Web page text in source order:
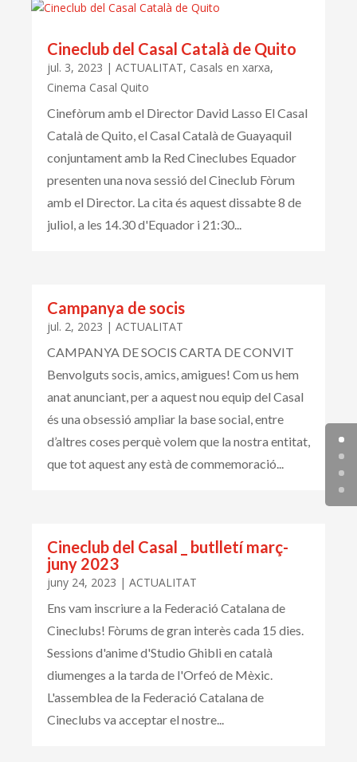
Cineclub del Casal Català de Quito
jul. 3, 2023 | ACTUALITAT, Casals en xarxa,
Cinema Casal Quito
Cinefòrum amb el Director David Lasso El Casal
Català de Quito, el Casal Català de Guayaquil
conjuntament amb la Red Cineclubes Equador
presenten una nova sessió del Cineclub Fòrum
amb el Director. La cita és aquest dissabte 8 de
juliol, a les 14.30 d'Equador i 21:30...
Campanya de socis
jul. 2, 2023 | ACTUALITAT
CAMPANYA DE SOCIS CARTA DE CONVIT
Benvolguts socis, amics, amigues! Com us hem
anat anunciant, per a aquest nou equip del Casal
és una obsessió ampliar la base social, entre
d’altres coses perquè volem que la nostra entitat,
que tot aquest any està de commemoració...
Cineclub del Casal _ butlletí març-
juny 2023
juny 24, 2023 | ACTUALITAT
Ens vam inscriure a la Federació Catalana de
Cineclubs! Fòrums de gran interès cada 15 dies.
Sessions d'anime d'Studio Ghibli en català
diumenges a la tarda de l'Orfeó de Mèxic.
L'assemblea de la Federació Catalana de
Cineclubs va acceptar el nostre...